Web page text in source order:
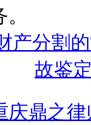
产分割
故鉴
庆鼎之